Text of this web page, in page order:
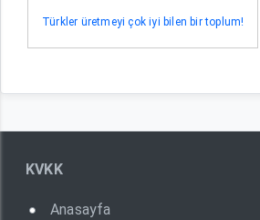
Türkler üretmeyi çok iyi bilen bir toplum!
KVKK
Anasayfa